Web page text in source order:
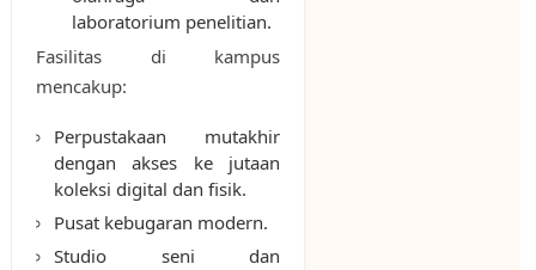
laboratorium penelitian.
Fasilitas di kampus
mencakup:
Perpustakaan mutakhir
dengan akses ke jutaan
koleksi digital dan fisik.
Pusat kebugaran modern.
Studio seni dan